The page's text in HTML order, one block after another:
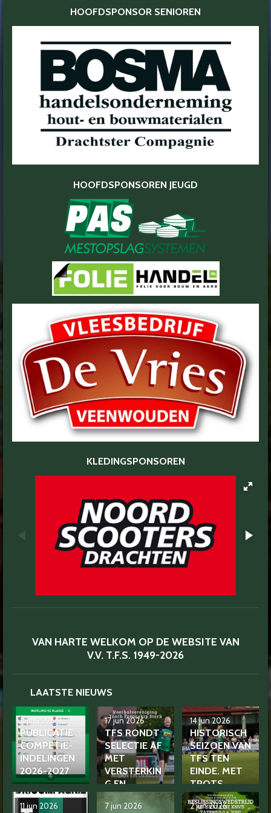
HOOFDSPONSOR SENIOREN
HOOFDSPONSOREN JEUGD
KLEDINGSPONSOREN
VAN HARTE WELKOM OP DE WEBSITE VAN
V.V. T.F.S. 1949-2026
LAATSTE NIEUWS
PUBLICATIE
COMPETIE-
INDELINGEN
2026-2027
11 jul 2026
TFS RONDT
SELECTIE AF
MET
VERSTERKIN
G EN
VERTROUW
D GEZICHT IN
17 jun 2026
HISTORISCH
SEIZOEN VAN
TFS TEN
EINDE. MET
TROTS
TERUGKIJKEN
EN VOL
14 jun 2026
11 jun 2026 7 jun 2026 2 jun 2026